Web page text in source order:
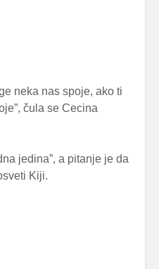
neka nas spoje, ako ti
čula se Cecina
jedina”, a pitanje je da
Kiji.